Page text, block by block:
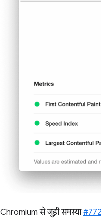
Chromium से जुड़ी समस्या